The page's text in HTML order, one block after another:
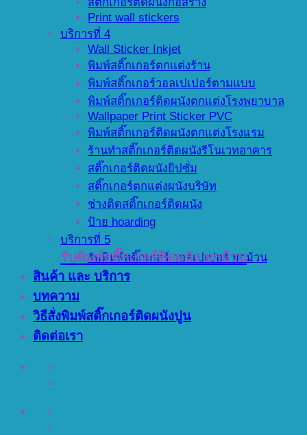
Print wall stickers
บริการที่ 4
Wall Sticker Inkjet
พิมพ์สติ๊กเกอร์ตกแต่งร้าน
พิมพ์สติ๊กเกอร์วอลเปเปอร์ตามแบบ
พิมพ์สติ๊กเกอร์ติดผนังตกแต่งโรงพยาบาล
Wallpaper Print Sticker PVC
พิมพ์สติ๊กเกอร์ติดผนังตกแต่งโรงแรม
ร้านทำสติ๊กเกอร์ติดผนังรีโนเวทอาคาร
สติ๊กเกอร์ติดผนังยิปซั่ม
สติ๊กเกอร์ตกแต่งผนังบริษัท
ช่างติดสติ๊กเกอร์ติดผนัง
ป้าย hoarding
บริการที่ 5
รับพิมพ์สติ๊กเกอร์ วอลเปเปอร์ ยกม้วน
สินค้า และ บริการ
บทความ
วิธีสั่งพิมพ์สติ๊กเกอร์ติดผนังปูน
ติดต่อเรา
รับพิมพ์สติ๊กเกอร์ติดผนัง ยกม้วน